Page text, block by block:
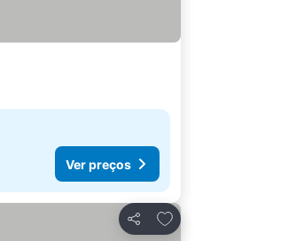
Ver preços
Partilhar
Adicionar aos favoritos